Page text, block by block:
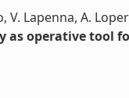
V. Lapenna, A.
as operative tool